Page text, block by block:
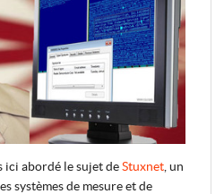
ici abordé le sujet deStuxnet , un
systèmes de mesure et de